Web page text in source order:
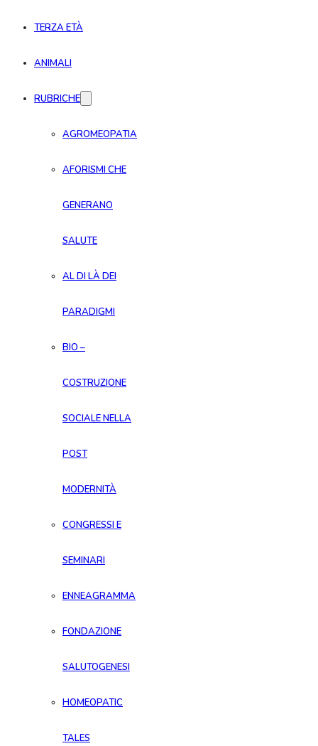
TERZA ETÀ
ANIMALI
RUBRICHE
AGROMEOPATIA
AFORISMI CHE
GENERANO
SALUTE
AL DI LÀ DEI
PARADIGMI
BIO –
COSTRUZIONE
SOCIALE NELLA
POST
MODERNITÀ
CONGRESSI E
SEMINARI
ENNEAGRAMMA
FONDAZIONE
SALUTOGENESI
HOMEOPATIC
TALES